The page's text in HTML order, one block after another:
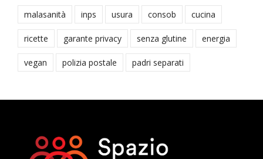
malasanità inps usura consob cucina
ricette garante privacy senza glutine energia
vegan polizia postale padri separati